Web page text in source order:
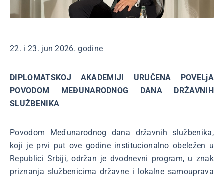
22. i 23. jun 2026. godine
DIPLOMATSKOJ AKADEMIJI URUČENA POVELjA
POVODOM MEĐUNARODNOG DANA DRŽAVNIH
SLUŽBENIKA
Povodom Međunarodnog dana državnih službenika,
koji je prvi put ove godine institucionalno obeležen u
Republici Srbiji, održan je dvodnevni program, u znak
priznanja službenicima državne i lokalne samouprava